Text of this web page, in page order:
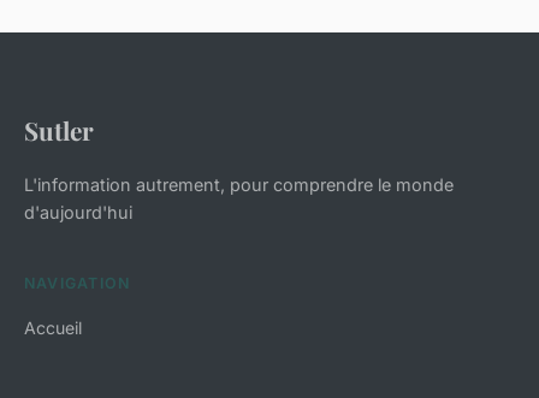
Sutler
L'information autrement, pour comprendre le monde
d'aujourd'hui
NAVIGATION
Accueil